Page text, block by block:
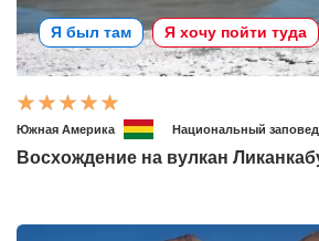
Я был там Я хочу пойти туда
Южная Америка Национальный
Восхождение на вулкан